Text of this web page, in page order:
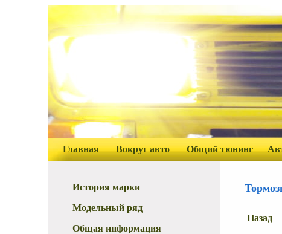
Главная Вокруг авто Общий тюнинг
История марки
Модельный ряд
Общая информация
Назад